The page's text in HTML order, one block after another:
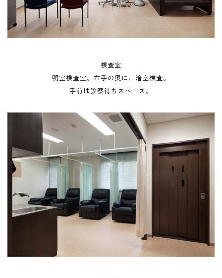
検査室
明室検査室。右手の奥に、暗室検査。
手前は診察待ちスペース。